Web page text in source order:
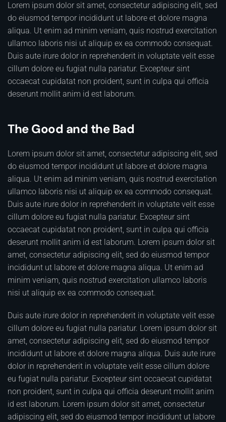
Lorem ipsum dolor sit amet, consectetur adipiscing elit, sed
do eiusmod tempor incididunt ut labore et dolore magna
aliqua. Ut enim ad minim veniam, quis nostrud exercitation
ullamco laboris nisi ut aliquip ex ea commodo consequat.
Duis aute irure dolor in reprehenderit in voluptate velit esse
cillum dolore eu fugiat nulla pariatur. Excepteur sint
occaecat cupidatat non proident, sunt in culpa qui officia
deserunt mollit anim id est laborum.
The Good and the Bad
Lorem ipsum dolor sit amet, consectetur adipiscing elit, sed
do eiusmod tempor incididunt ut labore et dolore magna
aliqua. Ut enim ad minim veniam, quis nostrud exercitation
ullamco laboris nisi ut aliquip ex ea commodo consequat.
Duis aute irure dolor in reprehenderit in voluptate velit esse
cillum dolore eu fugiat nulla pariatur. Excepteur sint
occaecat cupidatat non proident, sunt in culpa qui officia
deserunt mollit anim id est laborum. Lorem ipsum dolor sit
amet, consectetur adipiscing elit, sed do eiusmod tempor
incididunt ut labore et dolore magna aliqua. Ut enim ad
minim veniam, quis nostrud exercitation ullamco laboris
nisi ut aliquip ex ea commodo consequat.
Duis aute irure dolor in reprehenderit in voluptate velit esse
cillum dolore eu fugiat nulla pariatur. Lorem ipsum dolor sit
amet, consectetur adipiscing elit, sed do eiusmod tempor
incididunt ut labore et dolore magna aliqua. Duis aute irure
dolor in reprehenderit in voluptate velit esse cillum dolore
eu fugiat nulla pariatur. Excepteur sint occaecat cupidatat
non proident, sunt in culpa qui officia deserunt mollit anim
id est laborum. Lorem ipsum dolor sit amet, consectetur
adipiscing elit, sed do eiusmod tempor incididunt ut labore